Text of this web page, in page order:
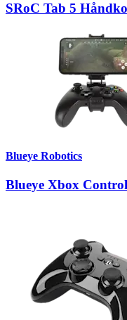
SRoC Tab 5
Blueye Robotics
Blueye Xbox